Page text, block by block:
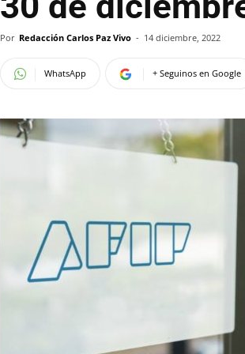
Por Redacción Carlos Paz Vivo - 14 diciembre, 2022
WhatsApp + Seguinos en Google